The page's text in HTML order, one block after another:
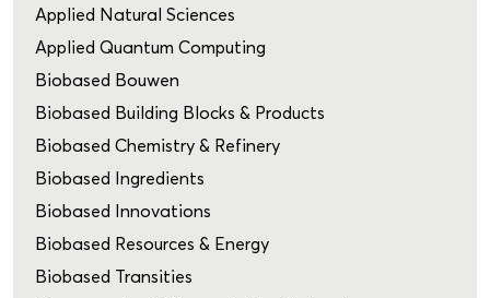
Applied Natural Sciences
Applied Quantum Computing
Biobased Bouwen
Biobased Building Blocks & Products
Biobased Chemistry & Refinery
Biobased Ingredients
Biobased Innovations
Biobased Resources & Energy
Biobased Transities